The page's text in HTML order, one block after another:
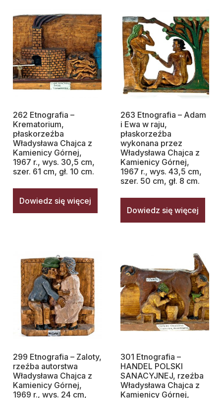
262 Etnografia –
Krematorium,
płaskorzeźba
Władysława Chajca z
Kamienicy Górnej,
1967 r., wys. 30,5 cm,
szer. 61 cm, gł. 10 cm.
Dowiedz się więcej
263 Etnografia – Adam
i Ewa w raju,
płaskorzeźba
wykonana przez
Władysława Chajca z
Kamienicy Górnej,
1967 r., wys. 43,5 cm,
szer. 50 cm, gł. 8 cm.
Dowiedz się więcej
299 Etnografia – Zaloty,
rzeźba autorstwa
Władysława Chajca z
Kamienicy Górnej,
1969 r., wys. 24 cm,
301 Etnografia –
HANDEL POLSKI
SANACYJNEJ, rzeźba
Władysława Chajca z
Kamienicy Górnej,